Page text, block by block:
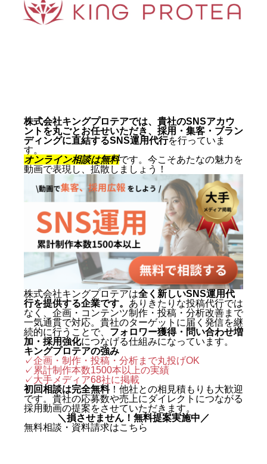
株式会社キングプロテアでは、貴社のSNSアカウ
ントを丸ごとお任せいただき、採用・集客・ブラン
ディングに直結するSNS運用代行を行っていま
す。
オンライン相談は無料です。今こそあたなの魅力を
動画で表現し、拡散しましょう！
株式会社キングプロテアは全く新しいSNS運用代
行を提供する企業です。 ありきたりな投稿代行では
なく、企画・コンテンツ制作・投稿・分析改善まで
一気通貫で対応。貴社のターゲットに届く発信を継
続的に行うことで、 フォロワー獲得・問い合わせ増
加・採用強化につなげる仕組みになっています。
キングプロテアの強み
✓企画・制作・投稿・分析まで丸投げOK
✓累計制作本数1500本以上の実績
✓大手メディア68社に掲載
初回相談は完全無料！他社との相見積もりも大歓迎
です。貴社の応募数や売上にダイレクトにつながる
採用動画の提案をさせていただきます。
＼損させません！無料提案実施中／
無料相談・資料請求はこちら